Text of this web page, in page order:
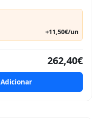
+11,50€/un
262,40€
Adicionar